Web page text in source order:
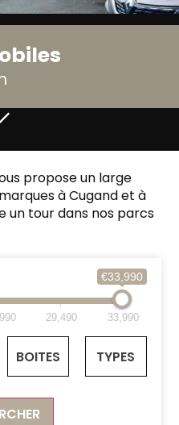
propose un large
à Cugand et à
un tour dans nos parcs
€33,990
29,490 33,990